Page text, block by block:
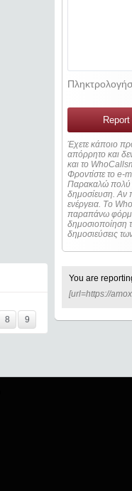
8 9
Έχετε κάποιο
απόρρητο και
και το
Φροντίστε το e-
Παρακαλώ πολύ
δημοσίευση. Αν πρόκειται για προσωπικό τηλέφωνο απαιτείται η ταυτοποίηση των στοιχείων πριν από οποιοδήποτε
ενέργεια. Τo
παραπάνω φόρμα
δημοσιοποίηση
δημοσιεύσεις
You are
[url=https://